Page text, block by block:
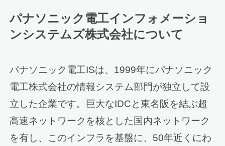
パナソニック電工インフォメーショ
ンシステムズ株式会社について
パナソニック電工ISは、1999年にパナソニック
電工株式会社の情報システム部門が独立して設
立した企業です。巨大なIDCと東名阪を結ぶ超
高速ネットワークを核とした国内ネットワーク
を有し、このインフラを基盤に、50年近くにわ